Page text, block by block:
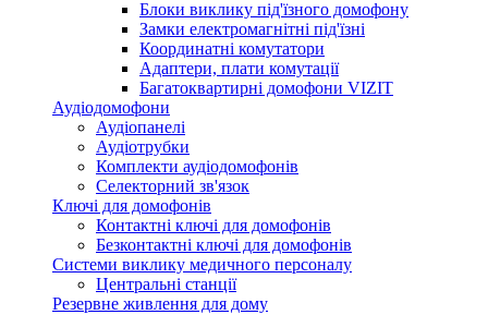
Блоки виклику під'їзного домофону
Замки електромагнітні під'їзні
Координатні комутатори
Адаптери, плати комутації
Багатоквартирні домофони VIZIT
Аудіодомофони
Аудіопанелі
Аудіотрубки
Комплекти аудіодомофонів
Селекторний зв'язок
Ключі для домофонів
Контактні ключі для домофонів
Безконтактні ключі для домофонів
Системи виклику медичного персоналу
Центральні станції
Резервне живлення для дому